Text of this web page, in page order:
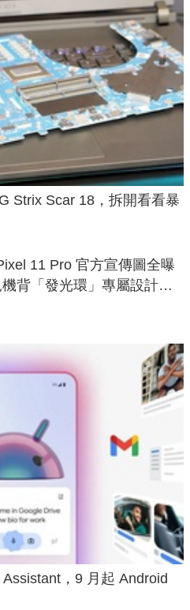
Strix Scar 18，拆開看看暴
11 Pro 官方宣傳圖全曝
背「發光環」專屬設計、
，9 月起 Android